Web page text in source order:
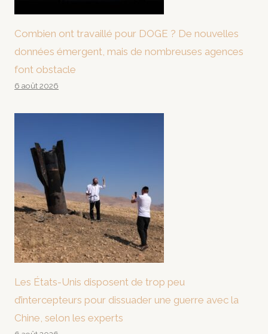
Combien ont travaillé pour DOGE ? De nouvelles
données émergent, mais de nombreuses agences
font obstacle
6 août 2026
Les États-Unis disposent de trop peu
d’intercepteurs pour dissuader une guerre avec la
Chine, selon les experts